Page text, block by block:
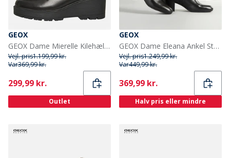
GEOX
GEOX Dame Mierelle Kilehæls Loafers Sort
Vejl. pris1.199,99 kr.
Var369,99 kr.
Current
299,99 kr.
Outlet
GEOX
GEOX Dame Eleana Ankel Støvler Sort
Vejl. pris1.249,99 kr.
Var449,99 kr.
Current
369,99 kr.
Halv pris eller mindre